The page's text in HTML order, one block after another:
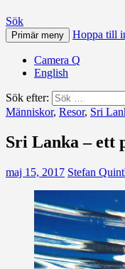
Sök
Primär meny Hoppa till
Camera Q
English
Sök efter:
Människor, Resor, Sri
Sri Lanka – ett
maj 15, 2017 Stefan